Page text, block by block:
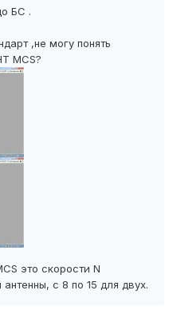
БС .
,не могу понять
MCS?
это скорости N
с 8 по 15 для двух.